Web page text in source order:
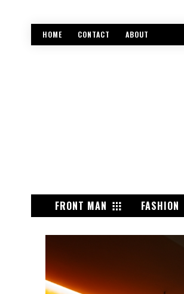
HOME CONTACT ABOUT
FRONT MAN FASHION